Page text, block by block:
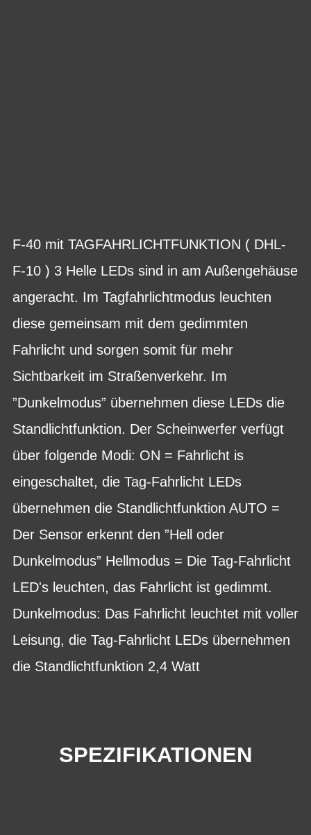
F-40 mit TAGFAHRLICHTFUNKTION ( DHL-
F-10 ) 3 Helle LEDs sind in am Außengehäuse
angeracht. Im Tagfahrlichtmodus leuchten
diese gemeinsam mit dem gedimmten
Fahrlicht und sorgen somit für mehr
Sichtbarkeit im Straßenverkehr. Im
”Dunkelmodus” übernehmen diese LEDs die
Standlichtfunktion. Der Scheinwerfer verfügt
über folgende Modi: ON = Fahrlicht is
eingeschaltet, die Tag-Fahrlicht LEDs
übernehmen die Standlichtfunktion AUTO =
Der Sensor erkennt den ”Hell oder
Dunkelmodus” Hellmodus = Die Tag-Fahrlicht
LED's leuchten, das Fahrlicht ist gedimmt.
Dunkelmodus: Das Fahrlicht leuchtet mit voller
Leisung, die Tag-Fahrlicht LEDs übernehmen
die Standlichtfunktion 2,4 Watt
SPEZIFIKATIONEN